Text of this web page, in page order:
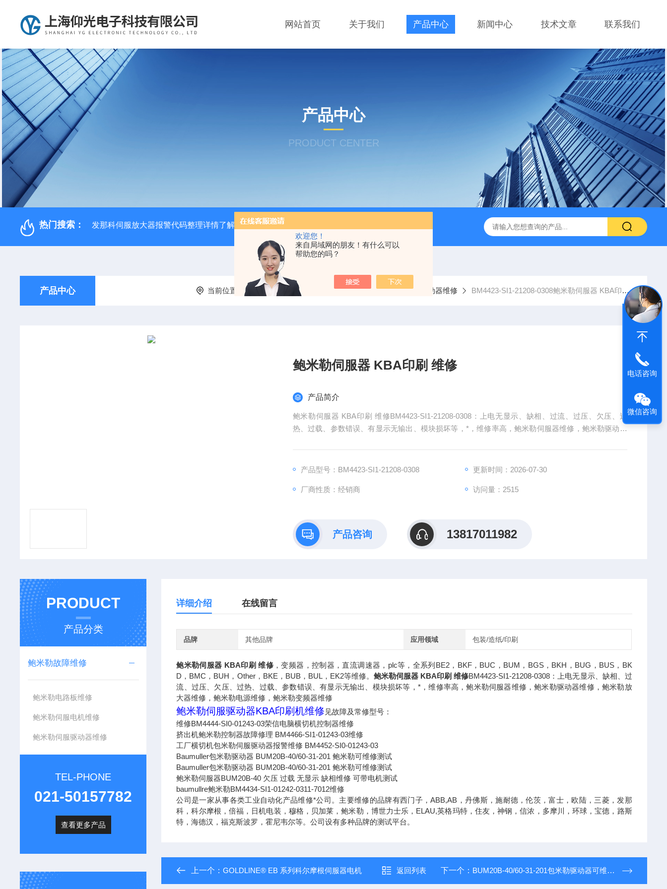
欢迎您！
来自局域网的朋友！有什么可以
帮助您的吗？
网站首页 关于我们 产品中心 新闻中心 技术文章 联系我们
产品中心
PRODUCT CENTER
热门搜索： 发那科伺服放大器报警代码整理详情了解 广州数控GSK980TD系统故障报警分析 全系列ABB变频器ACS88*代码F0010报警维修 FANUC数控系统常见故
产品中心 当前位置： 首页 产品中心 鲍米勒故障维修 鲍米勒伺服驱动器维修 BM4423-SI1-21208-0308鲍米勒伺服器 KBA印刷 维修
鲍米勒伺服器 KBA印刷 维修
产品简介
鲍米勒伺服器 KBA印刷 维修BM4423-SI1-21208-0308：上电无显示、缺相、过流、过压、欠压、过
热、过载、参数错误、有显示无输出、模块损坏等，*，维修率高，鲍米勒伺服器维修，鲍米勒驱动器
产品型号：BM4423-SI1-21208-0308 更新时间：2026-07-30
厂商性质：经销商 访问量：2515
产品咨询 13817011982
PRODUCT
产品分类
鲍米勒故障维修
鲍米勒电路板维修
鲍米勒伺服电机维修
鲍米勒伺服驱动器维修
TEL-PHONE
021-50157782
查看更多产品
详细介绍 在线留言
品牌 其他品牌 应用领域 包装/造纸/印刷
鲍米勒伺服器 KBA印刷 维修 ，变频器，控制器，直流调速器，plc等，全系列BE2，BKF，BUC，BUM，BGS，BKH，BUG，BUS，BK
D，BMC，BUH，Other，BKE，BUB，BUL，EK2等维修。 鲍米勒伺服器 KBA印刷 维修BM4423-SI1-21208-0308：上电无显示、缺相、过
流、过压、欠压、过热、过载、参数错误、有显示无输出、模块损坏等，*，维修率高，鲍米勒伺服器维修，鲍米勒驱动器维修，鲍米勒放
大器维修，鲍米勒电源维修，鲍米勒变频器维修
鲍米勒伺服驱动器KBA印刷机维修 见故障及常修型号：
维修BM4444-SI0-01243-03荣信电脑横切机控制器维修
挤出机鲍米勒控制器故障修理 BM4466-SI1-01243-03维修
工厂横切机包米勒伺服驱动器报警维修 BM4452-SI0-01243-03
Baumuller包米勒驱动器 BUM20B-40/60-31-201 鲍米勒可维修测试
Baumuller包米勒驱动器 BUM20B-40/60-31-201 鲍米勒可维修测试
鲍米勒伺服器BUM20B-40 欠压 过载 无显示 缺相维修 可带电机测试
baumullre鲍米勒BM4434-SI1-01242-0311-7012维修
公司是一家从事各类工业自动化产品维修*公司。主要维修的品牌有西门子，ABB,AB，丹佛斯，施耐德，伦茨，富士，欧陆，三菱，发那
科，科尔摩根，倍福，日机电装，穆格，贝加莱，鲍米勒，博世力士乐，ELAU,英格玛特，住友，神钢，信浓，多摩川，环球，宝德，路斯
特，海德汉，福克斯波罗，霍尼韦尔等。公司设有多种品牌的测试平台。
上一个：GOLDLINE® EB 系列科尔摩根伺服器电机 返回列表 下一个： BUM20B-40/60-31-201包米勒驱动器可维修测试
电话咨询
微信咨询